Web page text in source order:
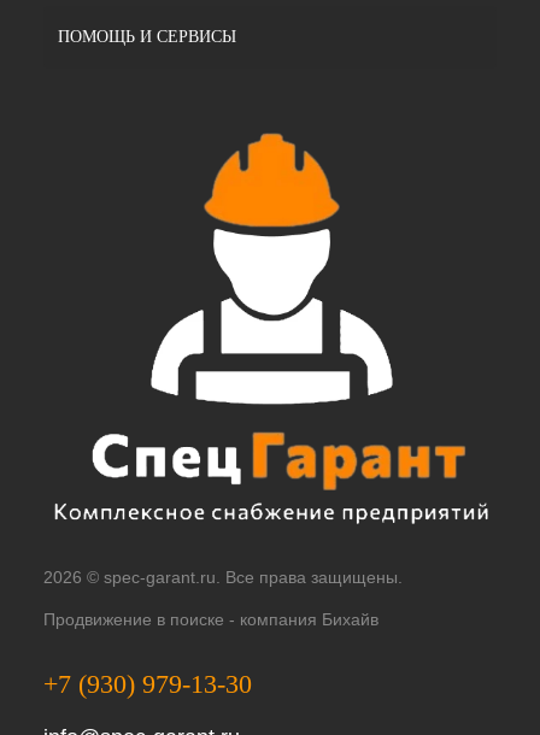
ПОМОЩЬ И СЕРВИСЫ
2026 © spec-garant.ru. Все права защищены.
Продвижение в поиске - компания Бихайв
+7 (930) 979-13-30